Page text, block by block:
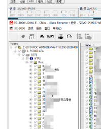
技
资
登录